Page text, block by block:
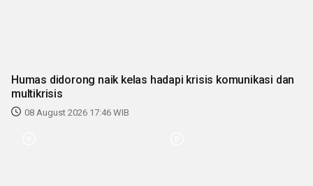
Humas didorong naik kelas hadapi krisis komunikasi dan
multikrisis
08 August 2026 17:46 WIB